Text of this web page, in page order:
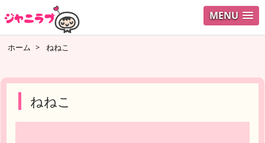
MENU ログイ
ホーム > ねねこ
ねねこ